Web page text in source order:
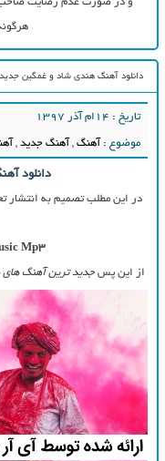
دانلود آهنگ هندی شاد و غمگین جدید
تاریخ : ۱۴ام آذر ۱۳۹۷
موضوع : آهنگ, آهنگ جدید,
دانلود
در این مطلب تصمیم به انتشار
Mp3
از این پس جدید ترین آهنگ